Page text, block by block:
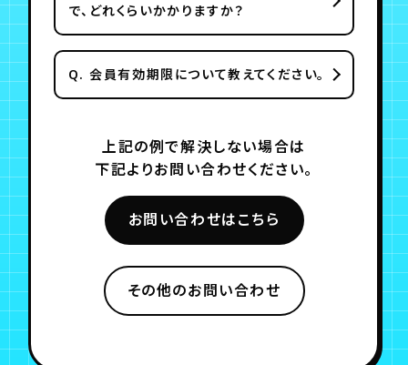
で、どれくらいかかりますか？
Q. 会員有効期限について教えてください。
上記の例で解決しない場合は
下記よりお問い合わせください。
お問い合わせはこちら
その他のお問い合わせ